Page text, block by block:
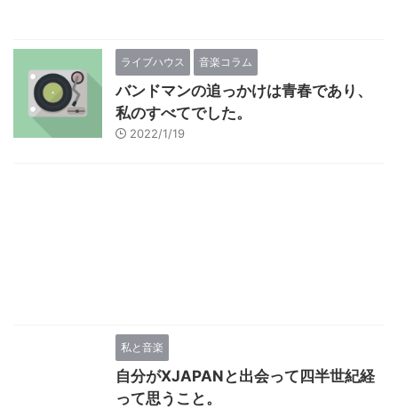
ライブハウス 音楽コラム
バンドマンの追っかけは青春であり、
私のすべてでした。
2022/1/19
私と音楽
自分がXJAPANと出会って四半世紀経
って思うこと。